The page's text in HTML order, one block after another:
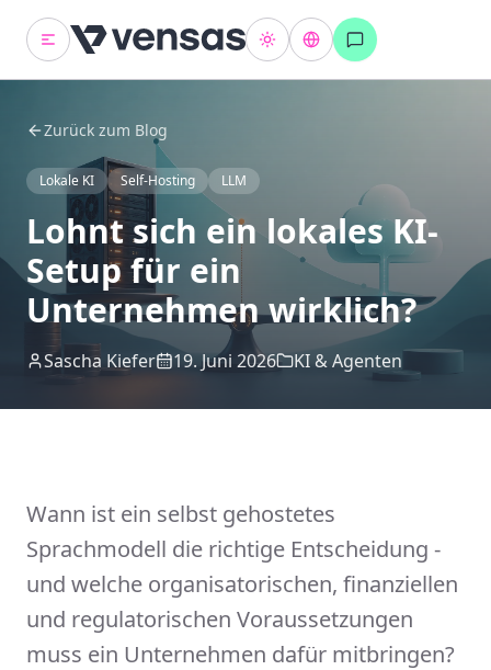
Zurück zum Blog
Lokale KI Self-Hosting LLM
Lohnt sich ein lokales KI-
Setup für ein
Unternehmen wirklich?
Sascha Kiefer 19. Juni 2026 KI & Agenten
Wann ist ein selbst gehostetes
Sprachmodell die richtige Entscheidung -
und welche organisatorischen, finanziellen
und regulatorischen Voraussetzungen
muss ein Unternehmen dafür mitbringen?